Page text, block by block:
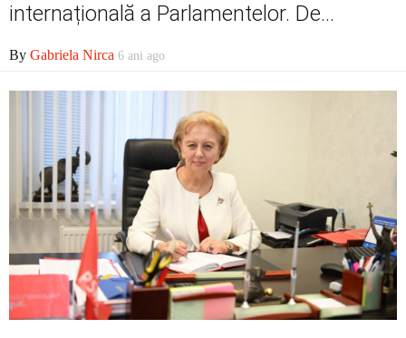
Contact
internațională a Parlamentelor. De...
By Gabriela Nirca 6 ani ago